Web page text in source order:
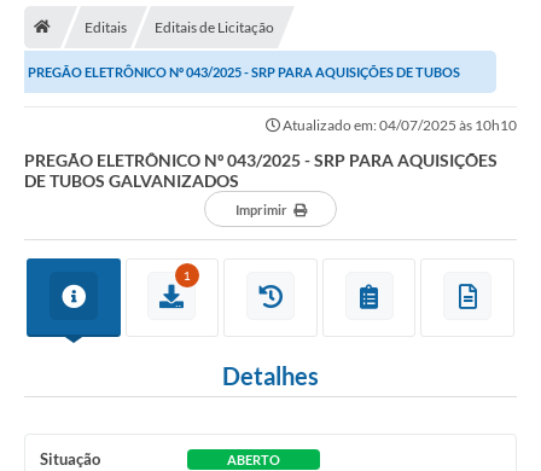
Transparência
Secretaria Municipal de Cultura, Desporto e
Consulta de pedido pelo Fly transparência – Betha
Licenciamento Ambiental
Contratos/Atas de Registro de Preços
Editais Editais de Licitação
PREGÃO ELETRÔNICO Nº 043/2025 - SRP PARA AQUISIÇÕES DE TUBOS
Atualizado em: 04/07/2025 às 10h10
PREGÃO ELETRÔNICO Nº 043/2025 - SRP PARA AQUISIÇÕES
DE TUBOS GALVANIZADOS
Imprimir
1
Detalhes
Situação ABERTO